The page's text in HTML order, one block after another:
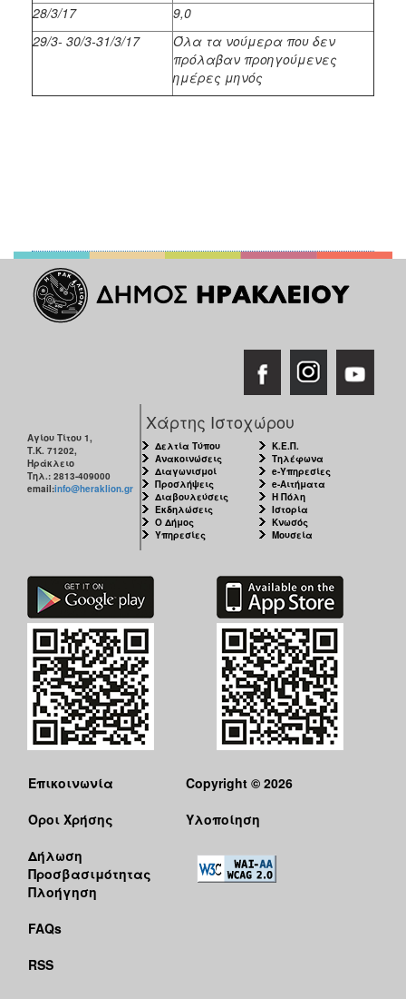
28/3/17
9,0
29/3- 30/3-31/3/17
Όλα τα νούμερα που δεν
πρόλαβαν προηγούμενες
ημέρες μηνός
Αγίου Τίτου 1,
Τ.Κ. 71202,
Ηράκλειο
Τηλ.: 2813-409000
email:info@heraklion.gr
Χάρτης Ιστοχώρου
Δελτία Τύπου
Ανακοινώσεις
Διαγωνισμοί
Προσλήψεις
Διαβουλεύσεις
Εκδηλώσεις
Ο Δήμος
Υπηρεσίες
Κ.Ε.Π.
Τηλέφωνα
e-Υπηρεσίες
e-Αιτήματα
Η Πόλη
Ιστορία
Κνωσός
Μουσεία
Επικοινωνία
Όροι Χρήσης
Δήλωση
Προσβασιμότητας
Πλοήγηση
FAQs
RSS
Copyright © 2026
Υλοποίηση